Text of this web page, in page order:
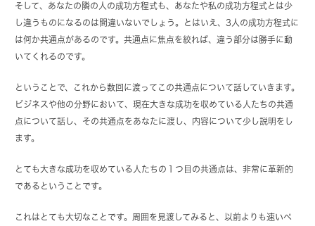
そして、あなたの隣の人の成功方程式も、あなたや私の成功方程式とは少
し違うものになるのは間違いないでしょう。とはいえ、3人の成功方程式に
は何か共通点があるのです。共通点に焦点を絞れば、違う部分は勝手に動
いてくれるのです。
ということで、これから数回に渡ってこの共通点について話していきます。
ビジネスや他の分野において、現在大きな成功を収めている人たちの共通
点について話し、その共通点をあなたに渡し、内容について少し説明をし
ます。
とても大きな成功を収めている人たちの１つ目の共通点は、非常に革新的
であるということです。
これはとても大切なことです。周囲を見渡してみると、以前よりも速いペ